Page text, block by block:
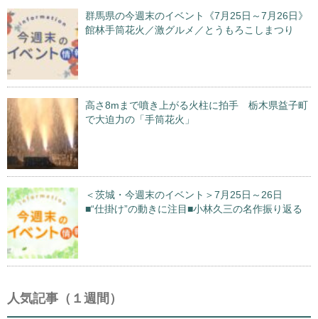
群馬県の今週末のイベント《7月25日～7月26日》
館林手筒花火／激グルメ／とうもろこしまつり
高さ8mまで噴き上がる火柱に拍手 栃木県益子町
で大迫力の「手筒花火」
＜茨城・今週末のイベント＞7月25日～26日
■“仕掛け”の動きに注目■小林久三の名作振り返る
人気記事（１週間）